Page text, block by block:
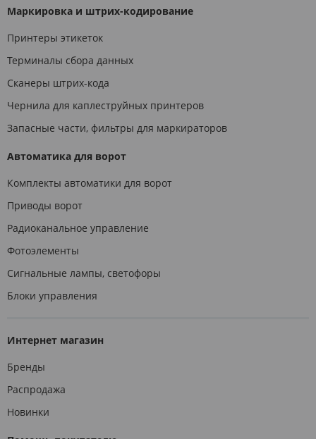
Маркировка и штрих-кодирование
Принтеры этикеток
Терминалы сбора данных
Сканеры штрих-кода
Чернила для каплеструйных принтеров
Запасные части, фильтры для маркираторов
Автоматика для ворот
Комплекты автоматики для ворот
Приводы ворот
Радиоканальное управление
Фотоэлементы
Сигнальные лампы, светофоры
Блоки управления
Интернет магазин
Бренды
Распродажа
Новинки